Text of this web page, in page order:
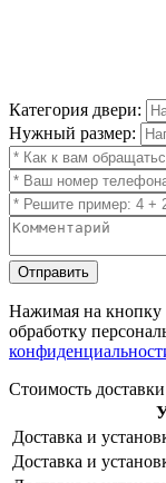
Категория двери:
Нужный размер:
Отправить
Нажимая на кнопку
обработку
Стоимость
Доставка и
Доставка и